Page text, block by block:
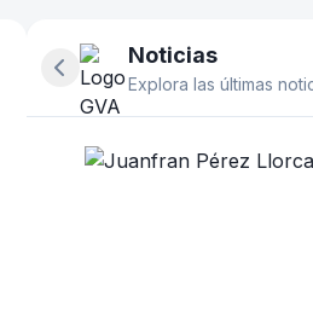
Ocultar panel lateral
Noticias
Explora las últimas